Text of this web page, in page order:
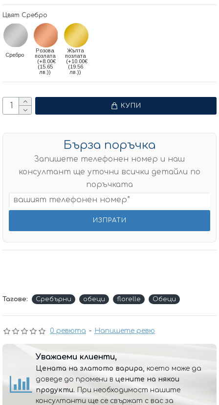
0 ревюта - Напишете ревю
Цвят Сребро
Сребро
Розова
позлата
(+8.00€
(15.65
лв.))
Жълта
позлата
(+10.00€
(19.56
лв.))
КУПИ
Бърза поръчка
Запишете телефонен номер и наш
консултант ще уточни всички детайли по
поръчката
Тагове: Сребърни обеци florelle Обеци
Уважаеми клиенти,
Цената на златото варира, което може да
доведе до промени в цените на някои
продукти. При необходимост нашите
консултанти ще се свържат с вас за